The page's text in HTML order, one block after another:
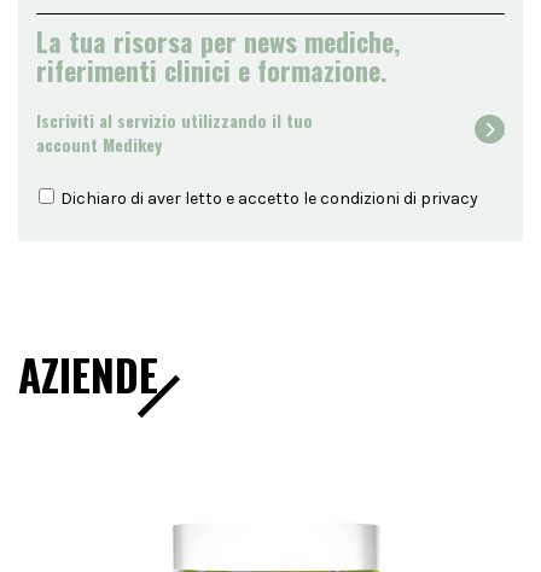
La tua risorsa per news mediche,
riferimenti clinici e formazione.
Iscriviti al servizio utilizzando il tuo
account Medikey
Dichiaro di aver letto e accetto le condizioni di privacy
AZIENDE